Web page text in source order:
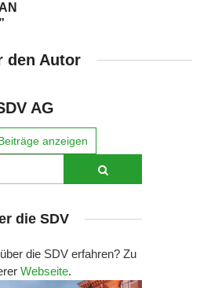
den Autor
AG
anzeigen
die SDV
die SDV erfahren? Zu
Webseite.